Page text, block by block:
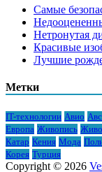
Самые
Нетронутая
Красивые
Лучшие
Метки
IT-технологии Авио
Европа Живопись
Катар Кения Мода
Корея Турция
Copyright © 2026